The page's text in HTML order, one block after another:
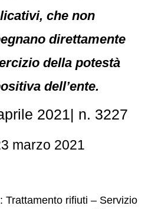
che non
direttamente
della potestà
dell’ente.
2021| n. 3227
marzo 2021
Trattamento rifiuti – Servizio